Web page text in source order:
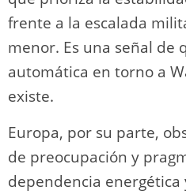
frente a la escalada
menor. Es una señal de
automática en torno a
existe.
Europa, por su parte,
de preocupación y
dependencia